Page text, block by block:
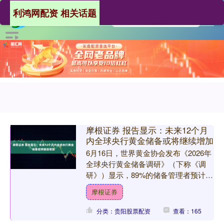
利鸿网配资 相关话题
摩根证券 报告显示：未来12个月
内全球央行黄金储备或将继续增加
6月16日，世界黄金协会发布《2026年
全球央行黄金储备调研》（下称《调
研》）显示，89%的储备管理者预计，
未来12个月内全球央行黄金储备将继续
增加。 近年来，....
摩根证券
分类：贵阳股票配资 查看：165